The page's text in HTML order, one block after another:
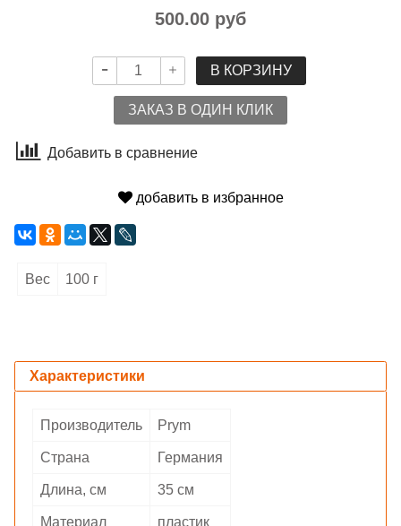
500.00 руб
В КОРЗИНУ
ЗАКАЗ В ОДИН КЛИК
Добавить в сравнение
добавить в избранное
Вес 100 г
Характеристики
Производитель Prym
Страна Германия
Длина, см 35 см
Материал пластик